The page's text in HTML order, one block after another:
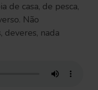
de casa, de pesca,
Não
deveres, nada